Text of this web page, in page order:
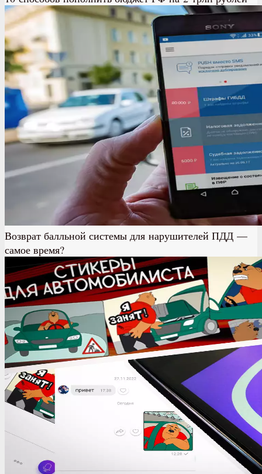
Возврат балльной системы для нарушителей ПДД —
самое время?